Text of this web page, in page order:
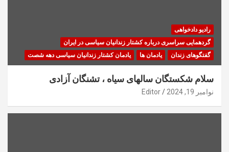
رادیو دادخواهی
گردهمایی سراسری درباره کشتار زندانیان سیاسی در ایران
گفتگوهای زندان
یادمان ها یادمان کشتار زندانیان سیاسی دهه شصت
سلام شکستگان سالهای سیاه ، تشنگان آزادی
نوامبر 19, 2024 Editor